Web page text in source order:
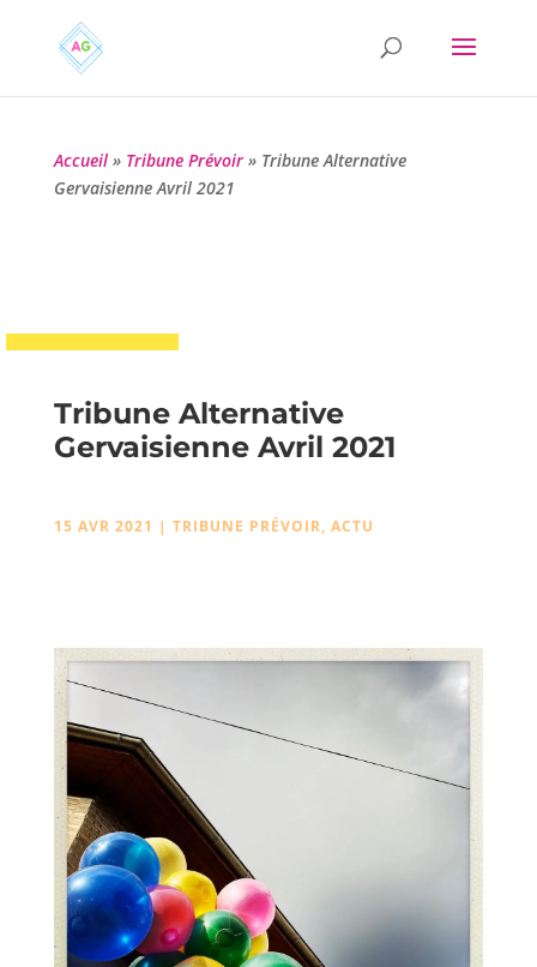
Accueil» Tribune Prévoir» Tribune Alternative
Gervaisienne Avril 2021
Tribune Alternative
Gervaisienne Avril 2021
15 AVR 2021 | TRIBUNE PRÉVOIR, ACTU